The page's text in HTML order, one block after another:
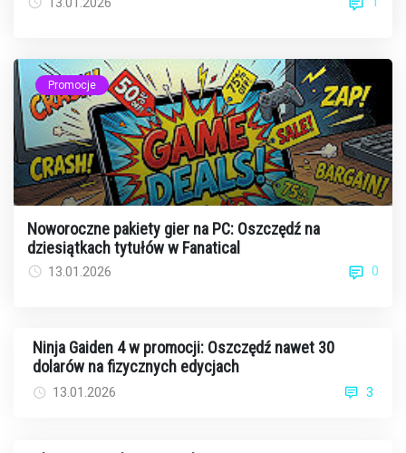
Promocje
Noworoczne pakiety gier na PC: Oszczędź na
dziesiątkach tytułów w Fanatical
13.01.2026 0
Ninja Gaiden 4 w promocji: Oszczędź nawet 30
dolarów na fizycznych edycjach
13.01.2026 3